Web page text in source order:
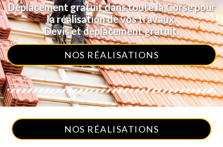
Déplacement gratuit dans toute la Corse pour
la réalisation de vos travaux.
Devis et déplacement gratuit.
NOS RÉALISATIONS
NOS RÉALISATIONS